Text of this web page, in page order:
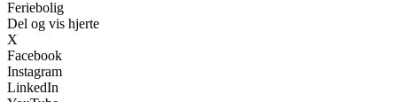
Feriebolig
Del og vis hjerte
X
Facebook
Instagram
LinkedIn